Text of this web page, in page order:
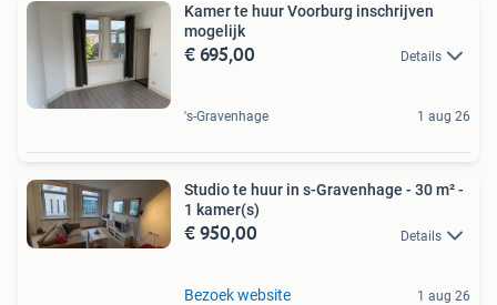
Kamer te huur Voorburg inschrijven
mogelijk
€ 695,00 Details
's-Gravenhage 1 aug 26
Studio te huur in s-Gravenhage - 30 m² -
1 kamer(s)
€ 950,00 Details
Bezoek website 1 aug 26